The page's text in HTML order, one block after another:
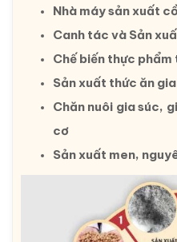
Nhà máy sản xuất
Canh tác và Sản
Chế biến thực phẩm
Sản xuất thức ăn
Chăn nuôi gia súc,
cơ
Sản xuất men,